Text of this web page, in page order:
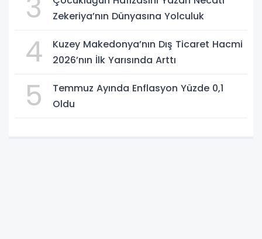
Zekeriya’nın Dünyasına Yolculuk
4
Kuzey Makedonya’nın Dış Ticaret Hacmi
2026’nın İlk Yarısında Arttı
5
Temmuz Ayında Enflasyon Yüzde 0,1
Oldu